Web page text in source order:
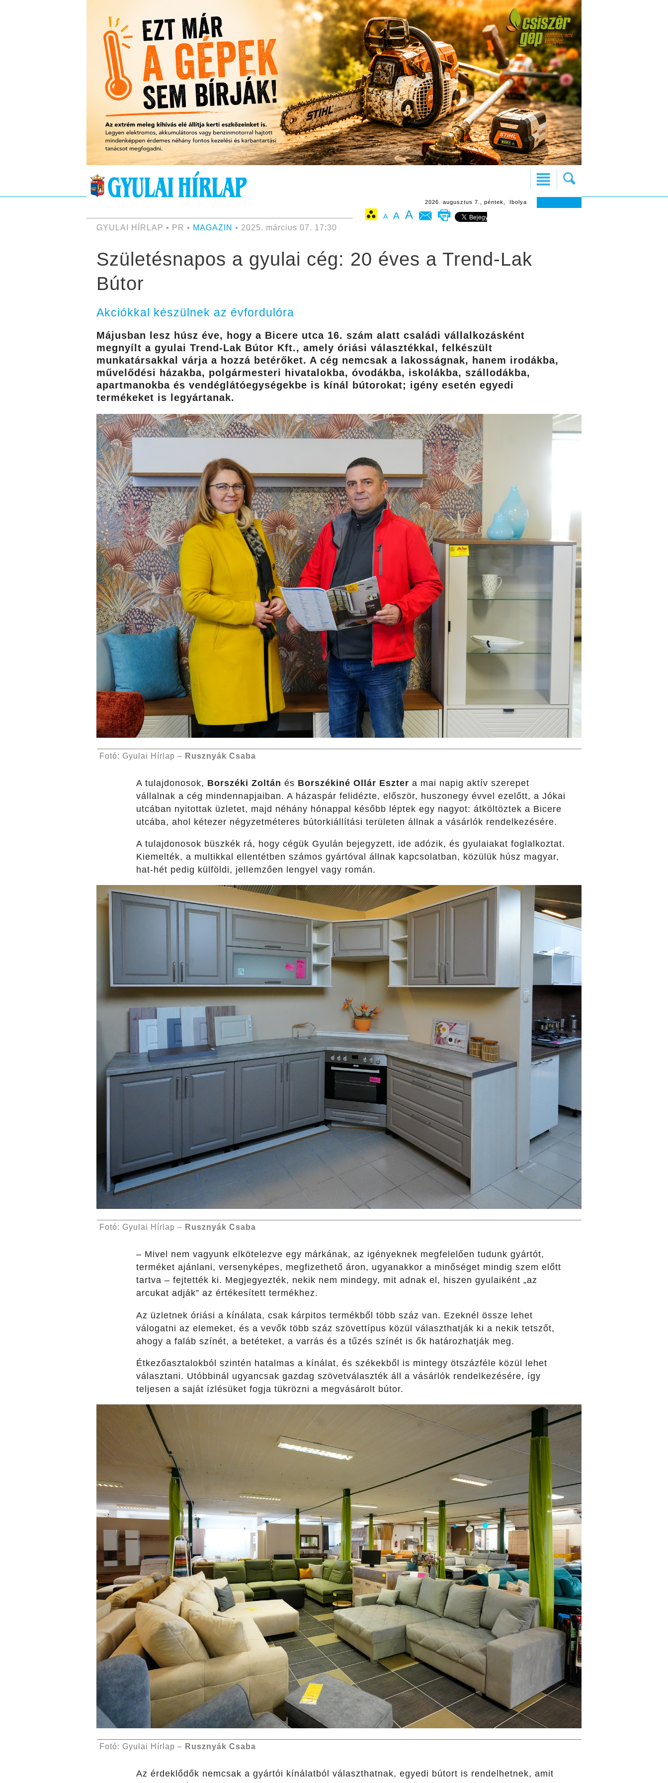
2026. augusztus 7., péntek, Ibolya
A A A
GYULAI HÍRLAP • PR • MAGAZIN • 2025. március 07. 17:30
Születésnapos a gyulai cég: 20 éves a Trend-Lak
Bútor
Akciókkal készülnek az évfordulóra
Májusban lesz húsz éve, hogy a Bicere utca 16. szám alatt családi vállalkozásként
megnyílt a gyulai Trend-Lak Bútor Kft., amely óriási választékkal, felkészült
munkatársakkal várja a hozzá betérőket. A cég nemcsak a lakosságnak, hanem irodákba,
művelődési házakba, polgármesteri hivatalokba, óvodákba, iskolákba, szállodákba,
apartmanokba és vendéglátóegységekbe is kínál bútorokat; igény esetén egyedi
termékeket is legyártanak.
Fotó: Gyulai Hírlap – Rusznyák Csaba
A tulajdonosok, Borszéki Zoltán és Borszékiné Ollár Eszter a mai napig aktív szerepet
vállalnak a cég mindennapjaiban. A házaspár felidézte, először, huszonegy évvel ezelőtt, a Jókai
utcában nyitottak üzletet, majd néhány hónappal később léptek egy nagyot: átköltöztek a Bicere
utcába, ahol kétezer négyzetméteres bútorkiállítási területen állnak a vásárlók rendelkezésére.
A tulajdonosok büszkék rá, hogy cégük Gyulán bejegyzett, ide adózik, és gyulaiakat foglalkoztat.
Kiemelték, a multikkal ellentétben számos gyártóval állnak kapcsolatban, közülük húsz magyar,
hat-hét pedig külföldi, jellemzően lengyel vagy román.
Fotó: Gyulai Hírlap – Rusznyák Csaba
– Mivel nem vagyunk elkötelezve egy márkának, az igényeknek megfelelően tudunk gyártót,
terméket ajánlani, versenyképes, megfizethető áron, ugyanakkor a minőséget mindig szem előtt
tartva – fejtették ki. Megjegyezték, nekik nem mindegy, mit adnak el, hiszen gyulaiként „az
arcukat adják” az értékesített termékhez.
Az üzletnek óriási a kínálata, csak kárpitos termékből több száz van. Ezeknél össze lehet
válogatni az elemeket, és a vevők több száz szövettípus közül választhatják ki a nekik tetszőt,
ahogy a faláb színét, a betéteket, a varrás és a tűzés színét is ők határozhatják meg.
Étkezőasztalokból szintén hatalmas a kínálat, és székekből is mintegy ötszázféle közül lehet
választani. Utóbbinál ugyancsak gazdag szövetválaszték áll a vásárlók rendelkezésére, így
teljesen a saját ízlésüket fogja tükrözni a megvásárolt bútor.
Fotó: Gyulai Hírlap – Rusznyák Csaba
Az érdeklődők nemcsak a gyártói kínálatból választhatnak, egyedi bútort is rendelhetnek, amit